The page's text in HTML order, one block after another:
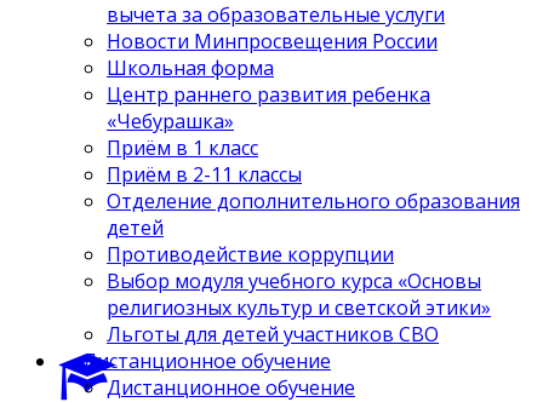
вычета за образовательные услуги
Новости Минпросвещения России
Школьная форма
Центр раннего развития ребенка
«Чебурашка»
Приём в 1 класс
Приём в 2-11 классы
Отделение дополнительного образования
детей
Противодействие коррупции
Выбор модуля учебного курса «Основы
религиозных культур и светской этики»
Льготы для детей участников СВО
Дистанционное обучение
Дистанционное обучение